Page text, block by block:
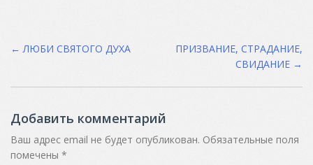
Post
navigation
← ЛЮБИ СВЯТОГО ДУХА
ПРИЗВАНИЕ, СТРАДАНИЕ,
СВИДАНИЕ →
Добавить комментарий
Ваш адрес email не будет опубликован. Обязательные поля
помечены *